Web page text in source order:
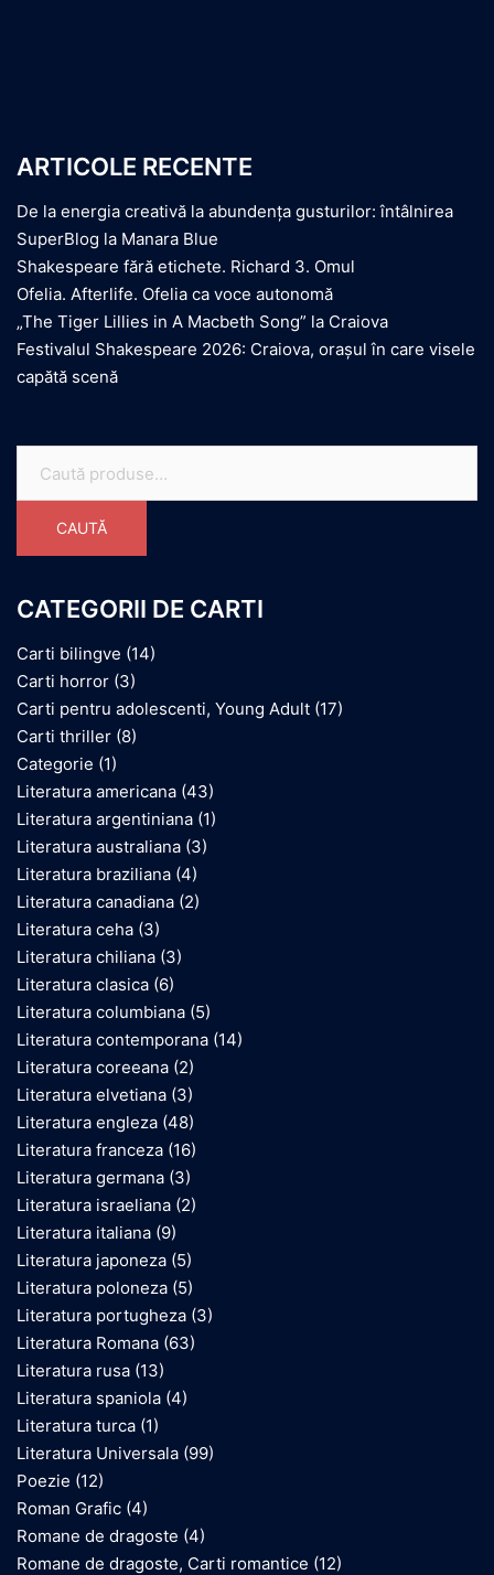
ARTICOLE RECENTE
De la energia creativă la abundența gusturilor: întâlnirea
SuperBlog la Manara Blue
Shakespeare fără etichete. Richard 3. Omul
Ofelia. Afterlife. Ofelia ca voce autonomă
„The Tiger Lillies in A Macbeth Song” la Craiova
Festivalul Shakespeare 2026: Craiova, orașul în care visele
capătă scenă
după:
CAUTĂ
CATEGORII DE CARTI
Carti bilingve (14)
Carti horror (3)
Carti pentru adolescenti, Young Adult (17)
Carti thriller (8)
Categorie (1)
Literatura americana (43)
Literatura argentiniana (1)
Literatura australiana (3)
Literatura braziliana (4)
Literatura canadiana (2)
Literatura ceha (3)
Literatura chiliana (3)
Literatura clasica (6)
Literatura columbiana (5)
Literatura contemporana (14)
Literatura coreeana (2)
Literatura elvetiana (3)
Literatura engleza (48)
Literatura franceza (16)
Literatura germana (3)
Literatura israeliana (2)
Literatura italiana (9)
Literatura japoneza (5)
Literatura poloneza (5)
Literatura portugheza (3)
Literatura Romana (63)
Literatura rusa (13)
Literatura spaniola (4)
Literatura turca (1)
Literatura Universala (99)
Poezie (12)
Roman Grafic (4)
Romane de dragoste (4)
Romane de dragoste, Carti romantice (12)